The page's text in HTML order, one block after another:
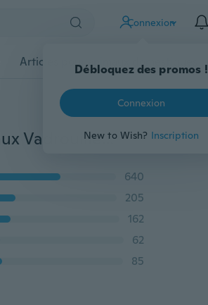
Connexion
Débloquez des promos !
Connexion
New to Wish? Inscription
Articles pour animaux domestiques
1 Pcs 9 X 9 cm / 20 X 7.5 cm Double Supports Muraux Vadrouille Manche Poignée Bar Holder Rack Économiseur D'espace Brosse Balai Organisateur Cintre Crochets Étanche Cuisine Salle De Bains
640
205
162
62
85